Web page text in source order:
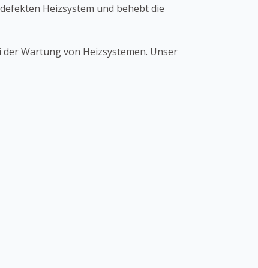
Heizsystem und behebt die
Wartung von Heizsystemen. Unser